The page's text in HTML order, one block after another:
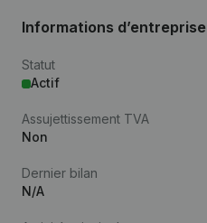
Informations d’entreprise
Statut
Actif
Assujettissement TVA
Non
Dernier bilan
N/A